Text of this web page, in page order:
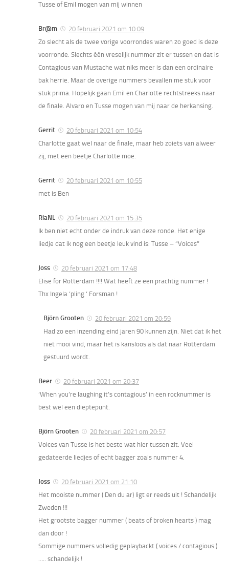
Tusse of Emil mogen van mij winnen
Br@m
20 februari 2021 om 10:09
Zo slecht als de twee vorige voorrondes waren zo goed is deze
voorronde. Slechts één vreselijk nummer zit er tussen en dat is
Contagious van Mustache wat niks meer is dan een ordinaire
bak herrie. Maar de overige nummers bevallen me stuk voor
stuk prima. Hopelijk gaan Emil en Charlotte rechtstreeks naar
de finale. Alvaro en Tusse mogen van mij naar de herkansing.
Gerrit
20 februari 2021 om 10:54
Charlotte gaat wel naar de finale, maar heb zoiets van alweer
zij, met een beetje Charlotte moe.
Gerrit
20 februari 2021 om 10:55
met is Ben
RiaNL
20 februari 2021 om 15:35
Ik ben niet echt onder de indruk van deze ronde. Het enige
liedje dat ik nog een beetje leuk vind is: Tusse – “Voices”
Joss
20 februari 2021 om 17:48
Elise for Rotterdam !!!! Wat heeft ze een prachtig nummer !
Thx Ingela ‘pling ‘ Forsman !
Björn Grooten
20 februari 2021 om 20:59
Had zo een inzending eind jaren 90 kunnen zijn. Niet dat ik het
niet mooi vind, maar het is kansloos als dat naar Rotterdam
gestuurd wordt.
Beer
20 februari 2021 om 20:37
‘When you’re laughing it’s contagious’ in een rocknummer is
best wel een dieptepunt.
Björn Grooten
20 februari 2021 om 20:57
Voices van Tusse is het beste wat hier tussen zit. Veel
gedateerde liedjes of echt bagger zoals nummer 4.
Joss
20 februari 2021 om 21:10
Het mooiste nummer ( Den du ar) ligt er reeds uit ! Schandelijk
Zweden !!!
Het grootste bagger nummer ( beats of broken hearts ) mag
dan door !
Sommige nummers volledig geplaybackt ( voices / contagious )
….. schandelijk !